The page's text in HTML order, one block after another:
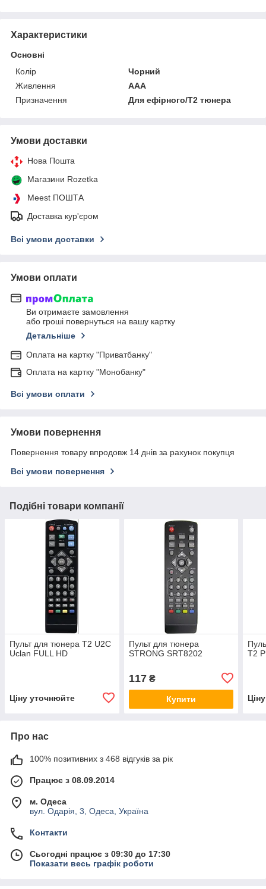
Характеристики
Основні
Колір
Чорний
Живлення
AAA
Призначення
Для ефірного/Т2 тюнера
Умови доставки
Нова Пошта
Магазини Rozetka
Meest ПОШТА
Доставка кур'єром
Всі умови доставки
Умови оплати
Ви отримаєте замовлення
або гроші повернуться на вашу картку
Детальніше
Оплата на картку "Приватбанку"
Оплата на картку "Монобанку"
Всі умови оплати
Умови повернення
Повернення товару впродовж 14 днів за рахунок покупця
Всі умови повернення
Подібні товари компанії
Пульт для тюнера T2 U2C
Uclan FULL HD
Ціну уточнюйте
Пульт для тюнера
STRONG SRT8202
117₴
Купити
T2
Про нас
100% позитивних з 468 відгуків за рік
Працює з 08.09.2014
м. Одеса
вул. Одарія, 3, Одеса, Україна
Контакти
Сьогодні працює з 09:30 до 17:30
Показати весь графік роботи